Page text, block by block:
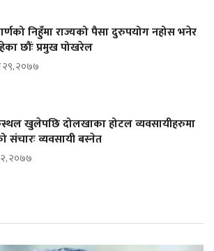
निहुँमा राज्यको पैसा दुरुपयोग नहोस भनेर
छौंः प्रमुख पोखरेल
२९, २०७७
खुलेपछि दोलखाका होटल व्यवसायीहरुमा
व्यवसायी बस्नेत
२०७७